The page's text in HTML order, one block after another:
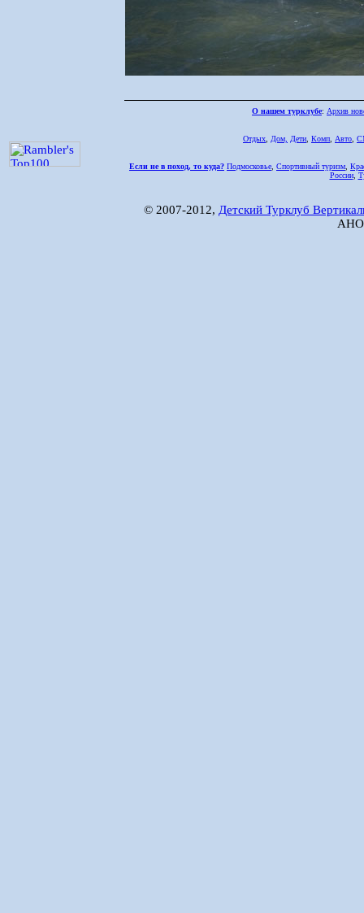
О нашем турклубе: Архив
Отдых Дом, Дети Комп Авто
Если не в поход, то куда? Подмосковье Спортивный туризм
России,
© 2007-2012, Детский Турклуб
АНО